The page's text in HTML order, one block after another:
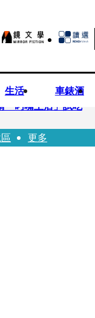
生活 車錶酒
叼嘴王后」試吃
1計畫：不可能輕生
更多